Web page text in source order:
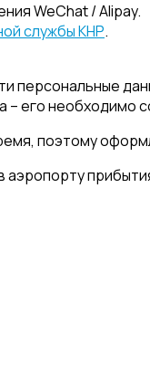
WeChat / Alipay.
службы КНР.
персональные
– его необходимо
поэтому